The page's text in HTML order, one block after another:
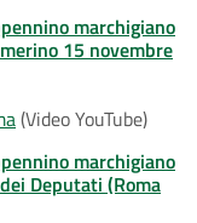
marchigiano
15 novembre
(Video YouTube)
marchigiano
Deputati (Roma